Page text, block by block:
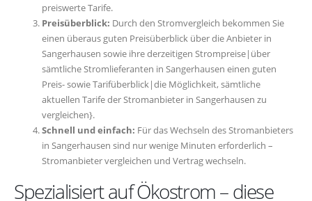
preiswerte Tarife.
Preisüberblick: Durch den Stromvergleich bekommen Sie
einen überaus guten Preisüberblick über die Anbieter in
Sangerhausen sowie ihre derzeitigen Strompreise|über
sämtliche Stromlieferanten in Sangerhausen einen guten
Preis- sowie Tarifüberblick|die Möglichkeit, sämtliche
aktuellen Tarife der Stromanbieter in Sangerhausen zu
vergleichen}.
Schnell und einfach: Für das Wechseln des Stromanbieters
in Sangerhausen sind nur wenige Minuten erforderlich –
Stromanbieter vergleichen und Vertrag wechseln.
Spezialisiert auf Ökostrom – diese